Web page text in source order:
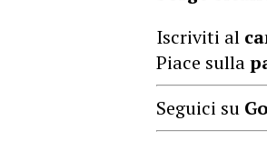
Iscriviti al
Piace sulla
Seguici su